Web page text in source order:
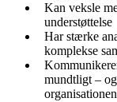
Kan veksle
understøttelse
Har stærke
komplekse
mundtligt –
organisationen